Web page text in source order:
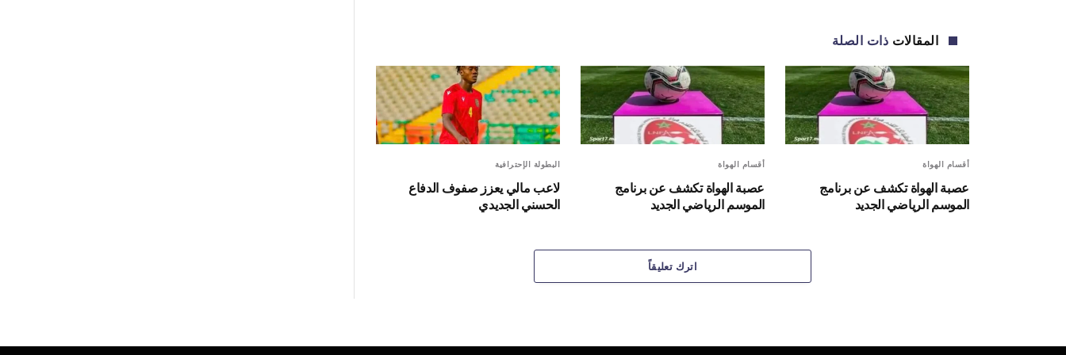
المقالات ذات الصلة
أقسام الهواة
عصبة الهواة تكشف عن برنامج
الموسم الرياضي الجديد
أقسام الهواة
عصبة الهواة تكشف عن برنامج
الموسم الرياضي الجديد
البطولة الإحترافية
لاعب مالي يعزز صفوف الدفاع
الحسني الجديدي
اترك تعليقاً